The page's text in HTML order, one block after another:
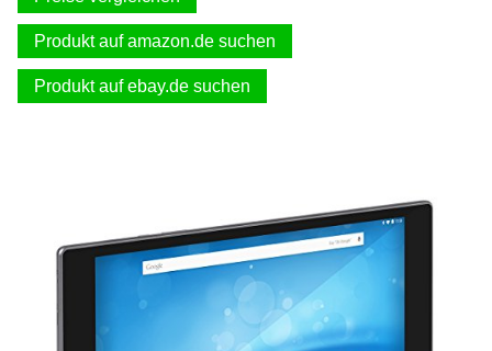
Impressum
Produkt auf amazon.de suchen
Produkt auf ebay.de suchen